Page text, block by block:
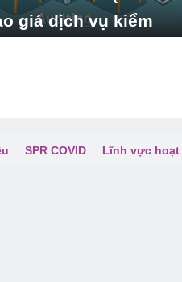
giá dịch vụ kiểm
SPR COVID Lĩnh vực hoạt